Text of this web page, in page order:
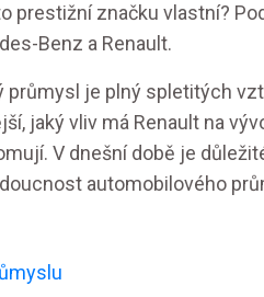
prestižní značku vlastní?
Benz a Renault.
průmysl je plný spletitých
jaký vliv má Renault na
V dnešní době je
automobilového